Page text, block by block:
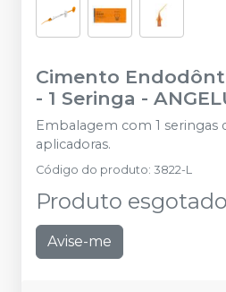
Cimento
- 1 Seringa -
Embalagem com 1 seringas
aplicadoras.
Código do produto: 3822-L
Produto esgotado
Avise-me